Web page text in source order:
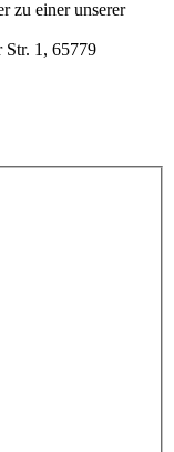
zu einer unserer
1, 65779